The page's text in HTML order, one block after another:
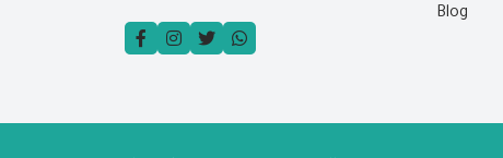
Blog